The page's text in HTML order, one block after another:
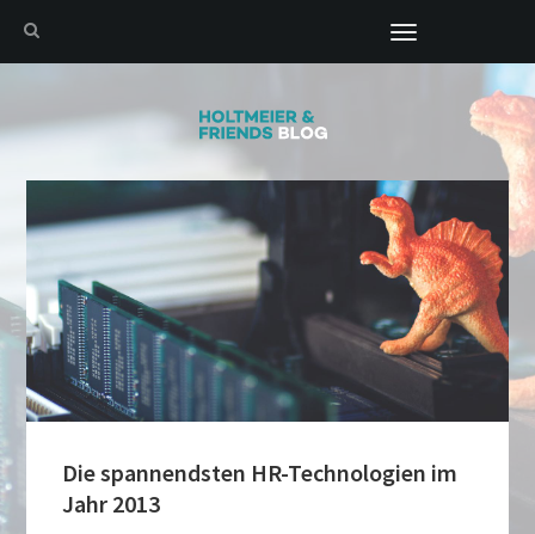
Toggle
navigation
Die spannendsten HR-Technologien im
Jahr 2013